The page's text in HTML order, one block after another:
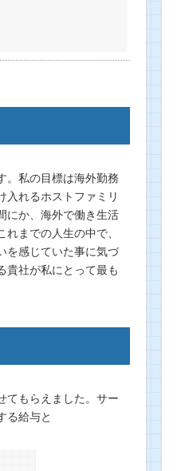
。私の目標は海外勤務
入れるホストファミリ
にか、海外で働き生活
までの人生の中で、
を感じていた事に気づ
貴社が私にとって最も
てもらえました。サー
る給与と